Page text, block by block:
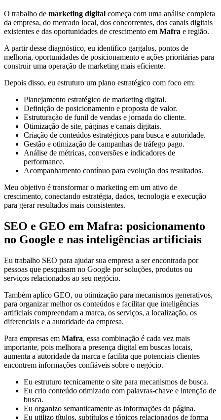
O trabalho de marketing digital começa com uma análise completa
da empresa, do mercado local, dos concorrentes, dos canais digitais
existentes e das oportunidades de crescimento em Mafra e região.
A partir desse diagnóstico, eu identifico gargalos, pontos de
melhoria, oportunidades de posicionamento e ações prioritárias para
construir uma operação de marketing mais eficiente.
Depois disso, eu estruturo um plano estratégico com foco em:
Planejamento estratégico de marketing digital.
Definição de posicionamento e proposta de valor.
Estruturação de funil de vendas e jornada do cliente.
Otimização de site, páginas e canais digitais.
Criação de conteúdos estratégicos para busca e autoridade.
Gestão e otimização de campanhas de tráfego pago.
Análise de métricas, conversões e indicadores de
performance.
Acompanhamento contínuo para evolução dos resultados.
Meu objetivo é transformar o marketing em um ativo de
crescimento, conectando estratégia, dados, tecnologia e execução
para gerar resultados mais consistentes.
SEO e GEO em Mafra: posicionamento
no Google e nas inteligências artificiais
Eu trabalho SEO para ajudar sua empresa a ser encontrada por
pessoas que pesquisam no Google por soluções, produtos ou
serviços relacionados ao seu negócio.
Também aplico GEO, ou otimização para mecanismos generativos,
para organizar melhor os conteúdos e facilitar que inteligências
artificiais compreendam a marca, os serviços, a localização, os
diferenciais e a autoridade da empresa.
Para empresas em Mafra, essa combinação é cada vez mais
importante, pois melhora a presença digital em buscas locais,
aumenta a autoridade da marca e facilita que potenciais clientes
encontrem informações confiáveis sobre o negócio.
Eu estruturo tecnicamente o site para mecanismos de busca.
Eu crio conteúdo otimizado com palavras-chave e intenção de
busca.
Eu organizo semanticamente as informações da página.
Eu utilizo títulos, subtítulos e tópicos relacionados de forma